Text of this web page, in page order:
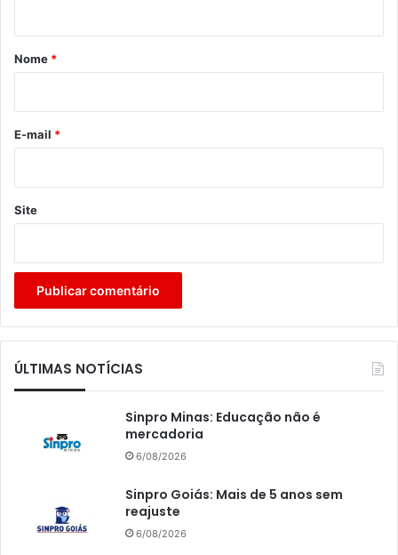
r
*
Nome *
E-mail *
Site
ÚLTIMAS NOTÍCIAS
Sinpro Minas: Educação não é
mercadoria
6/08/2026
Sinpro Goiás: Mais de 5 anos sem
reajuste
6/08/2026